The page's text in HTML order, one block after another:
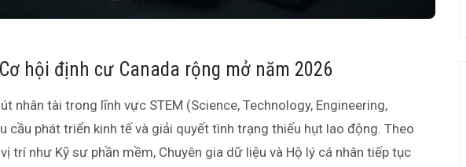
hội định cư Canada rộng mở năm 2026
nhân tài trong lĩnh vực STEM (Science, Technology, Engineering,
cầu phát triển kinh tế và giải quyết tình trạng thiếu hụt lao động. Theo
trí như Kỹ sư phần mềm, Chuyên gia dữ liệu và Hộ lý cá nhân tiếp tục